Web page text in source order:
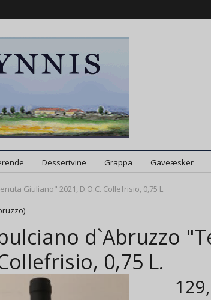
Dessertvine Grappa Gaveæsker
Giuliano" 2021, D.O.C. Collefrisio, 0,75 L.
d`Abruzzo
0,75 L.